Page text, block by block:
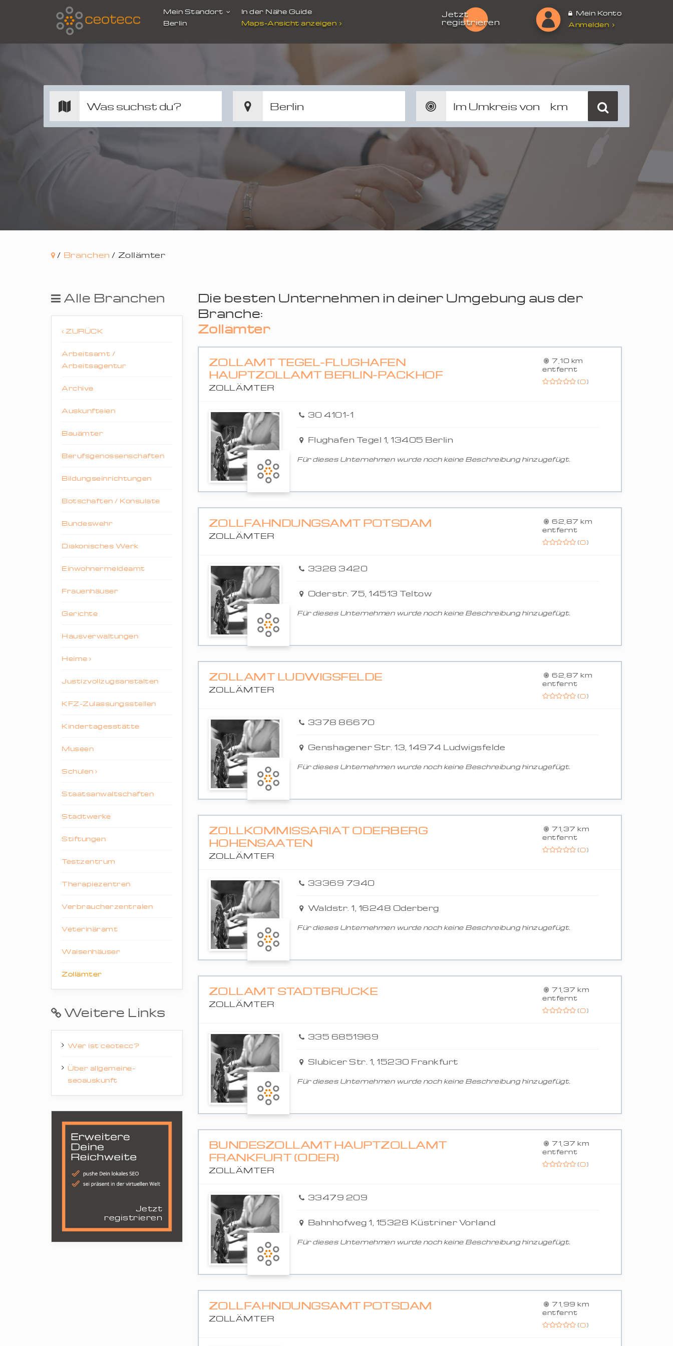
Mein Standort
Berlin
In der Nähe Guide
Maps-Ansicht anzeigen
Jetzt
registrieren
Mein Konto
Anmelden
/ Branchen / Zollämter
Alle Branchen
ZURÜCK
Arbeitsamt /
Arbeitsagentur
Archive
Auskunfteien
Bauämter
Berufsgenossenschaften
Bildungseinrichtungen
Botschaften / Konsulate
Bundeswehr
Diakonisches Werk
Einwohnermeldeamt
Frauenhäuser
Gerichte
Hausverwaltungen
Heime
Justizvollzugsanstalten
KFZ-Zulassungsstellen
Kindertagesstätte
Museen
Schulen
Staatsanwaltschaften
Stadtwerke
Stiftungen
Testzentrum
Therapiezentren
Verbraucherzentralen
Veterinäramt
Waisenhäuser
Zollämter
Weitere Links
Wer ist ceotecc?
Über allgemeine-
seoauskunft
Jetzt
registrieren
Die besten Unternehmen in deiner Umgebung aus der
Branche:
Zollämter
ZOLLAMT TEGEL-FLUGHAFEN
HAUPTZOLLAMT BERLIN-PACKHOF
ZOLLÄMTER
7,10 km
entfernt
(0)
30 4101-1
Flughafen Tegel 1, 13405 Berlin
Für dieses Unternehmen wurde noch keine Beschreibung hinzugefügt.
ZOLLFAHNDUNGSAMT POTSDAM
ZOLLÄMTER
62,87 km
entfernt
(0)
3328 3420
Oderstr. 75, 14513 Teltow
Für dieses Unternehmen wurde noch keine Beschreibung hinzugefügt.
ZOLLAMT LUDWIGSFELDE
ZOLLÄMTER
62,87 km
entfernt
(0)
3378 86670
Genshagener Str. 13, 14974 Ludwigsfelde
Für dieses Unternehmen wurde noch keine Beschreibung hinzugefügt.
ZOLLKOMMISSARIAT ODERBERG
HOHENSAATEN
ZOLLÄMTER
71,37 km
entfernt
(0)
33369 7340
Waldstr. 1, 16248 Oderberg
Für dieses Unternehmen wurde noch keine Beschreibung hinzugefügt.
ZOLLAMT STADTBRÜCKE
ZOLLÄMTER
71,37 km
entfernt
(0)
335 6851969
Slubicer Str. 1, 15230 Frankfurt
Für dieses Unternehmen wurde noch keine Beschreibung hinzugefügt.
BUNDESZOLLAMT HAUPTZOLLAMT
FRANKFURT (ODER)
ZOLLÄMTER
71,37 km
entfernt
(0)
33479 209
Bahnhofweg 1, 15328 Küstriner Vorland
Für dieses Unternehmen wurde noch keine Beschreibung hinzugefügt.
ZOLLFAHNDUNGSAMT POTSDAM
ZOLLÄMTER
71,99 km
entfernt
(0)